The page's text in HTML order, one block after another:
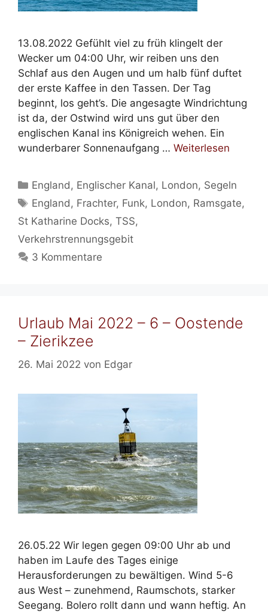
13.08.2022 Gefühlt viel zu früh klingelt der
Wecker um 04:00 Uhr, wir reiben uns den
Schlaf aus den Augen und um halb fünf duftet
der erste Kaffee in den Tassen. Der Tag
beginnt, los geht’s. Die angesagte Windrichtung
ist da, der Ostwind wird uns gut über den
englischen Kanal ins Königreich wehen. Ein
wunderbarer Sonnenaufgang … Weiterlesen
Kategorien
England, Englischer Kanal, London, Segeln
Schlagwörter
England, Frachter, Funk, London, Ramsgate,
St Katharine Docks, TSS,
Verkehrstrennungsgebit
3 Kommentare
Urlaub Mai 2022 – 6 – Oostende
– Zierikzee
26. Mai 2022 von Edgar
26.05.22 Wir legen gegen 09:00 Uhr ab und
haben im Laufe des Tages einige
Herausforderungen zu bewältigen. Wind 5-6
aus West – zunehmend, Raumschots, starker
Seegang. Bolero rollt dann und wann heftig. An